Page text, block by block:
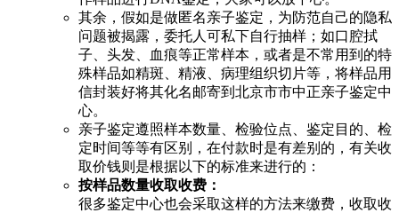
其余，假如是做匿名亲子鉴定，为防范自己的隐私
问题被揭露，委托人可私下自行抽样；如口腔拭
子、头发、血痕等正常样本，或者是不常用到的特
殊样品如精斑、精液、病理组织切片等，将样品用
信封装好将其化名邮寄到北京市市中正亲子鉴定中
心。
亲子鉴定遵照样本数量、检验位点、鉴定目的、检
定时间等等有区别，在付款时是有差别的，有关收
取价钱则是根据以下的标准来进行的：
按样品数量收取收费：
很多鉴定中心也会采取这样的方法来缴费，收取收